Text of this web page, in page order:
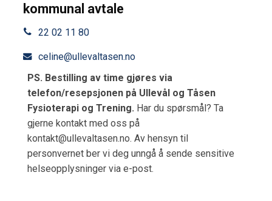
kommunal avtale
22 02 11 80
celine@ullevaltasen.no
PS. Bestilling av time gjøres via
telefon/resepsjonen på Ullevål og Tåsen
Fysioterapi og Trening. Har du spørsmål? Ta
gjerne kontakt med oss på
kontakt@ullevaltasen.no. Av hensyn til
personvernet ber vi deg unngå å sende sensitive
helseopplysninger via e-post.